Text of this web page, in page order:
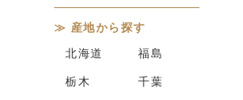
産地から探す
北海道 福島
栃木 千葉